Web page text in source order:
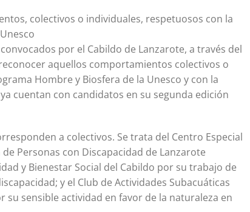
colectivos o individuales, respetuosos con la
por el Cabildo de Lanzarote, a través del
aquellos comportamientos colectivos o
Hombre y Biosfera de la Unesco y con la
cuentan con candidatos en su segunda edición
a colectivos. Se trata del Centro Especial
Personas con Discapacidad de Lanzarote
y Bienestar Social del Cabildo por su trabajo de
y el Club de Actividades Subacuáticas
su sensible actividad en favor de la naturaleza en